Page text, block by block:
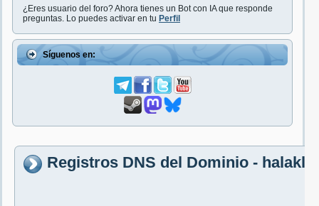
¿Eres usuario del foro? Ahora tienes un Bot con IA que responde
preguntas. Lo puedes activar en tu Perfil
Síguenos en:
Registros DNS del Dominio -